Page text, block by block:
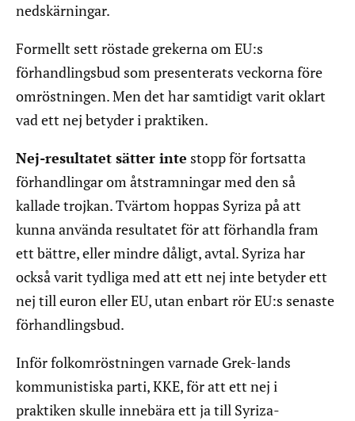
nedskärningar.
Formellt sett röstade grekerna om EU:s
förhandlingsbud som presenterats veckorna före
omröstningen. Men det har samtidigt varit oklart
vad ett nej betyder i praktiken.
Nej-resultatet sätter inte stopp för fortsatta
förhandlingar om åtstramningar med den så
kallade trojkan. Tvärtom hoppas Syriza på att
kunna använda resultatet för att förhandla fram
ett bättre, eller mindre dåligt, avtal. Syriza har
också varit tydliga med att ett nej inte betyder ett
nej till euron eller EU, utan enbart rör EU:s senaste
förhandlingsbud.
Inför folkomröstningen varnade Grek-lands
kommunistiska parti, KKE, för att ett nej i
praktiken skulle innebära ett ja till Syriza-